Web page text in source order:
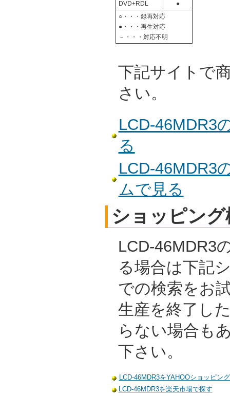
DVD+RDL ●
○・・・録再対応
●・・・再生対応
－・・・対応不明
下記サイトで
さい。
LCD-46MDR3
る
LCD-46MDR3
ムで見る
ショッピング
LCD-46MDR3
る場合は下記
での検索をお
生産を終了し
らない場合も
下さい。
LCD-46MDR3をYAHOOショッピン
LCD-46MDR3を楽天市場で探す